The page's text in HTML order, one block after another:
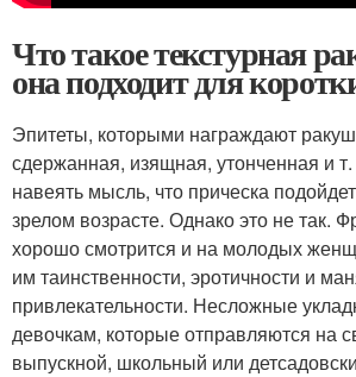
Что такое текстурная
она подходит для
Эпитеты, которыми награждают
сдержанная, изящная, утонченная и
навеять мысль, что прическа
зрелом возрасте. Однако это не так.
хорошо смотрится и на молодых
им таинственности, эротичности и
привлекательности. Несложные
девочкам, которые отправляются на
выпускной, школьный или